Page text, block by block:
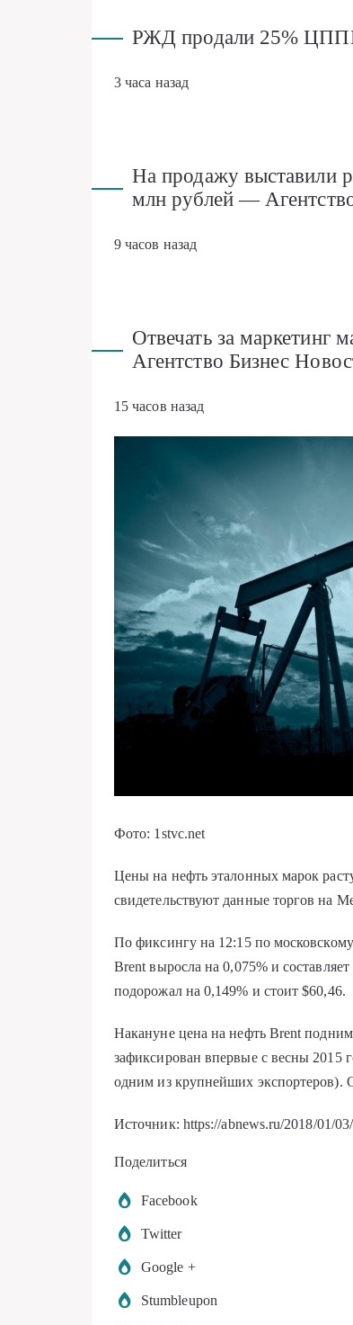
РЖД продали 25%
3 часа назад
На продажу выставили
млн рублей —
9 часов назад
Отвечать за маркетинг
Агентство Бизнес
15 часов назад
Фото: 1stvc.net
Цены на нефть эталонных марок
свидетельствуют данные торгов на
По фиксингу на 12:15 по
Brent выросла на 0,075% и
подорожал на 0,149% и стоит $60,46.
Накануне цена на нефть Brent
зафиксирован впервые с весны 2015
одним из крупнейших экспортеров).
Источник: https://abnews.ru/2018/01/
Поделиться
Facebook
Twitter
Google +
Stumbleupon